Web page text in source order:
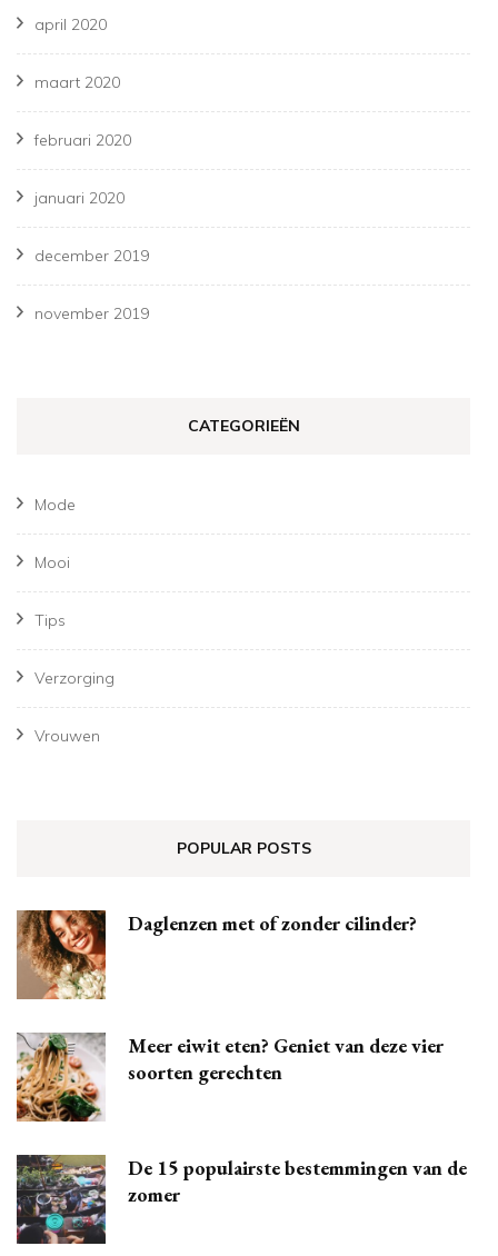
april 2020
maart 2020
februari 2020
januari 2020
december 2019
november 2019
CATEGORIEËN
Mode
Mooi
Tips
Verzorging
Vrouwen
POPULAR POSTS
Daglenzen met of zonder cilinder?
Meer eiwit eten? Geniet van deze vier
soorten gerechten
De 15 populairste bestemmingen van de
zomer